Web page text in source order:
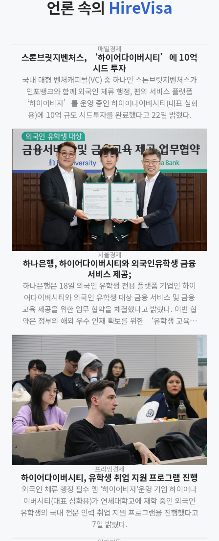
언론 속의 HireVisa
매일경제
스톤브릿지벤처스, ‘하이어다이버시티’에 10억
시드 투자
국내 대형 벤처캐피털(VC) 중 하나인 스톤브릿지벤처스가
인포뱅크와 함께 외국인 체류 행정, 편의 서비스 플랫폼
‘하이어비자’를 운영 중인 하이어다이버시티(대표 심화
용)에 10억 규모 시드투자를 완료했다고 22일 밝혔다.
서울경제
하나은행, 하이어다이버시티와 외국인유학생 금융
서비스 제공;
하나은행은 18일 외국인 유학생 전용 플랫폼 기업인 하이
어다이버시티와 외국인 유학생 대상 금융 서비스 및 금융
교육 제공을 위한 업무 협약을 체결했다고 밝혔다. 이번 협
약은 정부의 해외 우수 인재 확보를 위한 ‘유학생 교육경
쟁력 제고 방안’ 정책에 발맞춰 빠르게 증가하고 있는 외
국인 유학생들에게 편리하고 안전한 금융 서비스 및 금융
교육을 제공하기 위해 마련됐다.
프라임경제
하이어다이버시티, 유학생 취업 지원 프로그램 진행
외국인 체류 행정 필수 앱 '하이어비자'운영 기업 하이어다
이버시티(대표 심화용)가 연세대학교에 재학 중인 외국인
유학생의 국내 전문 인력 취업 지원 프로그램을 진행했다고
7일 밝혔다.